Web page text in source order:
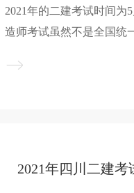
2021年的二建考试时间为
造师考试虽然不是全国统
布相关通知，但是基本可